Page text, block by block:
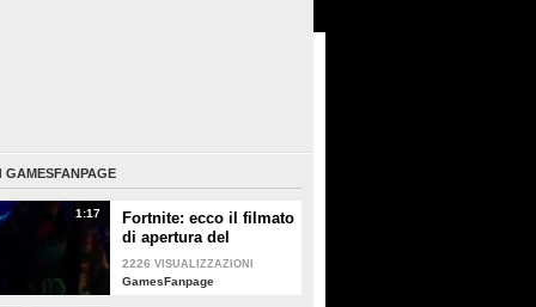
GAMESFANPAGE
1:17
Fortnite: ecco il filmato
di apertura del
Capitolo 2
2226 VISUALIZZAZIONI
GamesFanpage